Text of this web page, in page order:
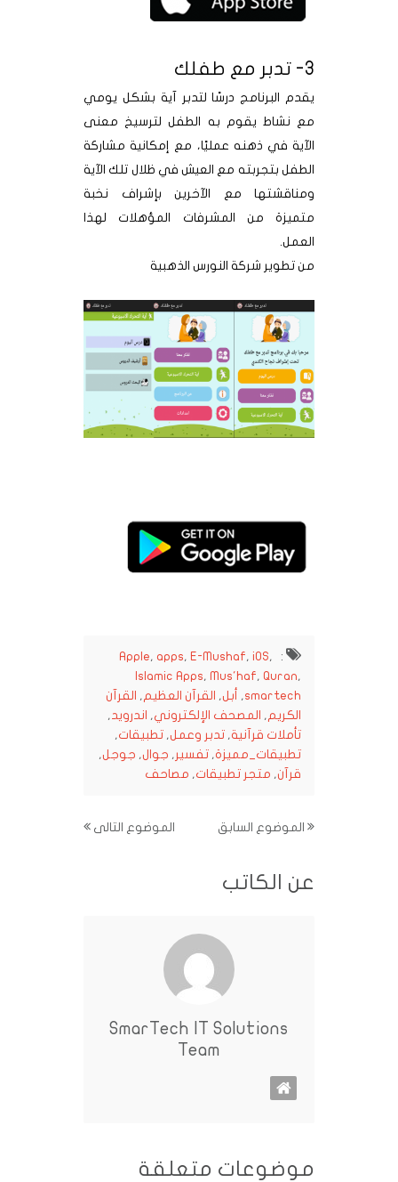
3- تدبر مع طفلك
يقدم البرنامج درسًا لتدبر آية بشكل يومي
مع نشاط يقوم به الطفل لترسيخ معنى
اﻵية في ذهنه عمليًا، مع إمكانية مشاركة
الطفل بتجربته مع العيش في ظلال تلك اﻵية
ومناقشتها مع اﻵخرين بإشراف نخبة
متميزة من المشرفات المؤهلات لهذا
العمل.
من تطوير شركة النورس الذهبية
:
Apple, apps, E-Mushaf, iOS,
Islamic Apps, Mus'haf, Quran,
smartech
, أبل, القرآن العظيم, القرآن
الكريم, المصحف الإلكتروني, اندرويد,
تأملات قرآنية, تدبر وعمل, تطبيقات,
تطبيقات_مميزة, تفسير , جوال, جوجل,
قرآن, متجر تطبيقات, مصاحف
الموضوع السابق الموضوع التالى
عن الكاتب
SmarTech IT Solutions
Team
موضوعات متعلقة